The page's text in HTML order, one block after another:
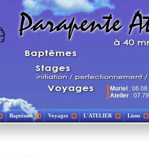
Muriel :
Atelier :
Baptêmes Voyages L'ATELIER Liens